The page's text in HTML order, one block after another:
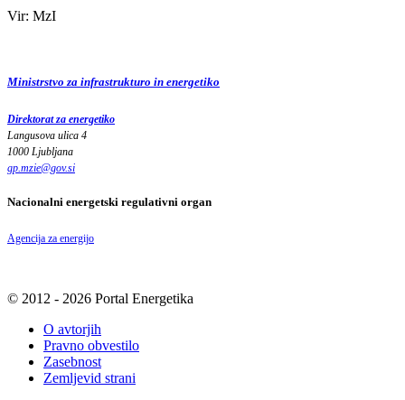
Vir: MzI
Ministrstvo za infrastrukturo in energetiko
Direktorat za energetiko
Langusova ulica 4
1000 Ljubljana
gp.mzie@gov.si
Nacionalni energetski regulativni organ
Agencija za energijo
© 2012 - 2026 Portal Energetika
O avtorjih
Pravno obvestilo
Zasebnost
Zemljevid strani